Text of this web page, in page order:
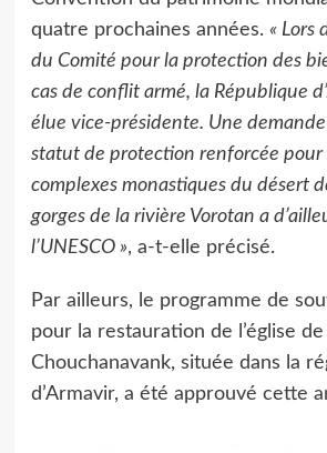
quatre prochaines années. « Lors
du Comité pour la protection des
cas de conflit armé, la République
élue vice-présidente. Une demande
statut de protection renforcée pour
complexes monastiques du désert
gorges de la rivière Vorotan a
l’UNESCO », a-t-elle précisé.
Par ailleurs, le programme de
pour la restauration de l’église de
Chouchanavank, située dans la
d’Armavir, a été approuvé cette